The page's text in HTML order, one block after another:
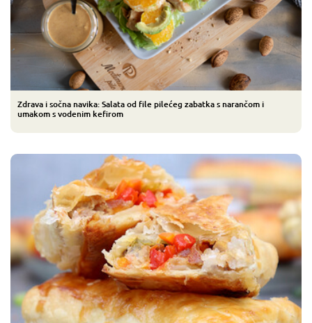
Zdrava i sočna navika: Salata od file pilećeg zabatka s narančom i
umakom s vodenim kefirom